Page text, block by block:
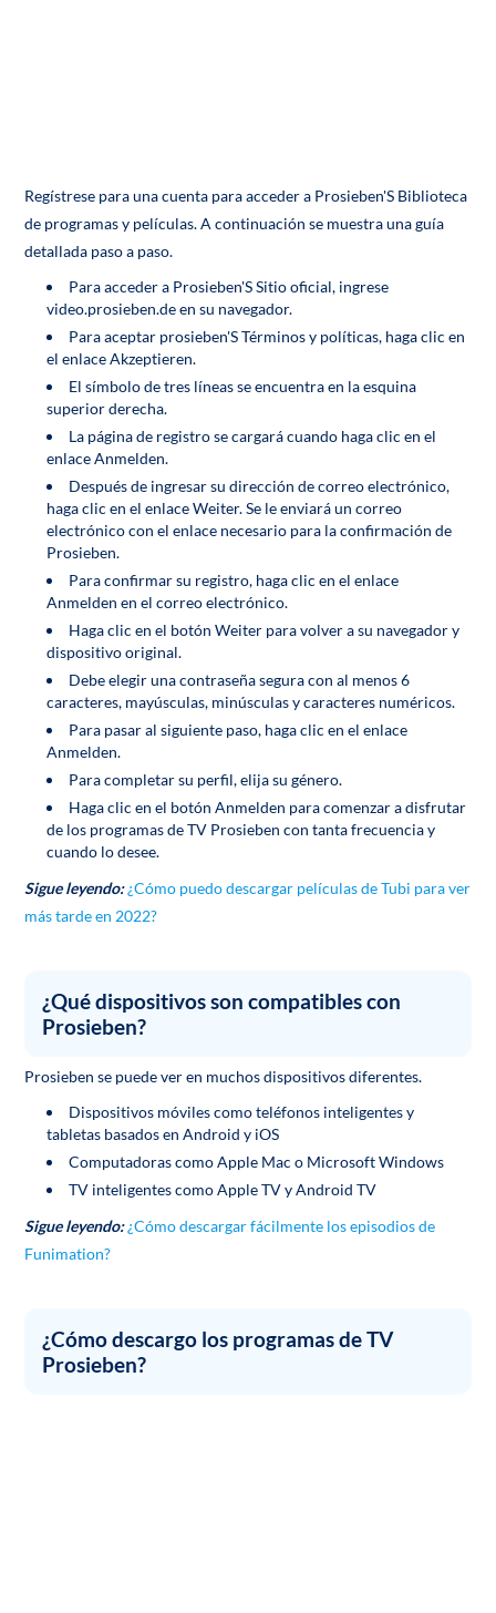
Regístrese para una cuenta para acceder a Prosieben'S Biblioteca
de programas y películas. A continuación se muestra una guía
detallada paso a paso.
Para acceder a Prosieben'S Sitio oficial, ingrese
video.prosieben.de en su navegador.
Para aceptar prosieben'S Términos y políticas, haga clic en
el enlace Akzeptieren.
El símbolo de tres líneas se encuentra en la esquina
superior derecha.
La página de registro se cargará cuando haga clic en el
enlace Anmelden.
Después de ingresar su dirección de correo electrónico,
haga clic en el enlace Weiter. Se le enviará un correo
electrónico con el enlace necesario para la confirmación de
Prosieben.
Para confirmar su registro, haga clic en el enlace
Anmelden en el correo electrónico.
Haga clic en el botón Weiter para volver a su navegador y
dispositivo original.
Debe elegir una contraseña segura con al menos 6
caracteres, mayúsculas, minúsculas y caracteres numéricos.
Para pasar al siguiente paso, haga clic en el enlace
Anmelden.
Para completar su perfil, elija su género.
Haga clic en el botón Anmelden para comenzar a disfrutar
de los programas de TV Prosieben con tanta frecuencia y
cuando lo desee.
Sigue leyendo:¿Cómo puedo descargar películas de Tubi para ver
más tarde en 2022?
¿Qué dispositivos son compatibles con
Prosieben?
Prosieben se puede ver en muchos dispositivos diferentes.
Dispositivos móviles como teléfonos inteligentes y
tabletas basados ​​en Android y iOS
Computadoras como Apple Mac o Microsoft Windows
TV inteligentes como Apple TV y Android TV
Sigue leyendo:¿Cómo descargar fácilmente los episodios de
Funimation?
¿Cómo descargo los programas de TV
Prosieben?